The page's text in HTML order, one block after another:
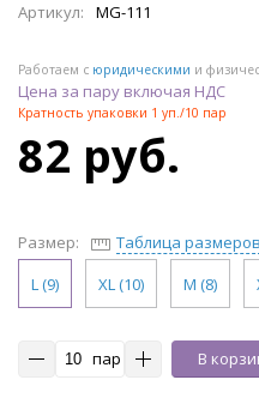
Артикул: MG-111
Работаем с юридическими и
Цена за пару включая НДС
Кратность упаковки 1 уп./10 пар
82 руб.
Размер: Таблица размеров
L (9)
XL (10) M (8)
пар В